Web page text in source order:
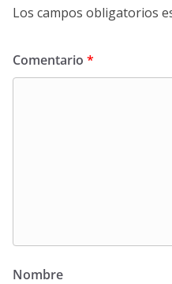
Los campos obligatorios
Comentario *
Nombre